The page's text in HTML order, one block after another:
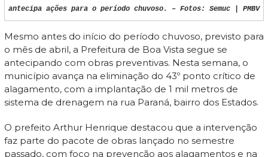
antecipa ações para o período chuvoso. – Fotos: Semuc | PMBV
Mesmo antes do início do período chuvoso, previsto para
o mês de abril, a Prefeitura de Boa Vista segue se
antecipando com obras preventivas. Nesta semana, o
município avança na eliminação do 43º ponto crítico de
alagamento, com a implantação de 1 mil metros de
sistema de drenagem na rua Paraná, bairro dos Estados.
O prefeito Arthur Henrique destacou que a intervenção
faz parte do pacote de obras lançado no semestre
passado, com foco na prevenção aos alagamentos e na